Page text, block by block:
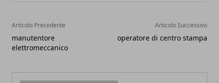
Articolo Precedente
manutentore
elettromeccanico
Articolo Successivo
operatore di centro stampa